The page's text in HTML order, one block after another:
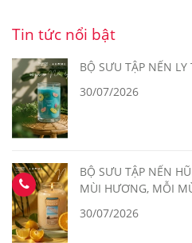
Tin tức nổi bật
BỘ SƯU TẬP NẾN LY
30/07/2026
BỘ SƯU TẬP NẾN
MÙI HƯƠNG, MỖI
30/07/2026